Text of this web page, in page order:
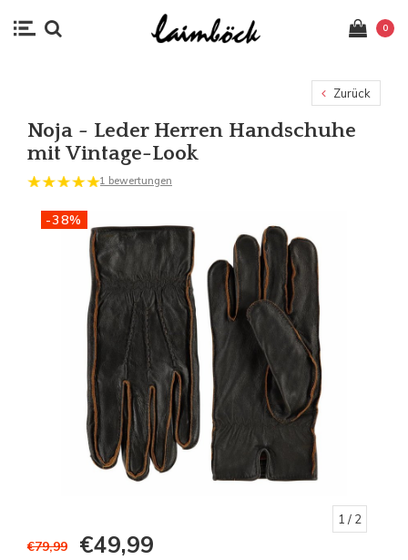
0
Zurück
Noja - Leder Herren Handschuhe
mit Vintage-Look
1 bewertungen
-38%
1 / 2
€79,99 €49,99